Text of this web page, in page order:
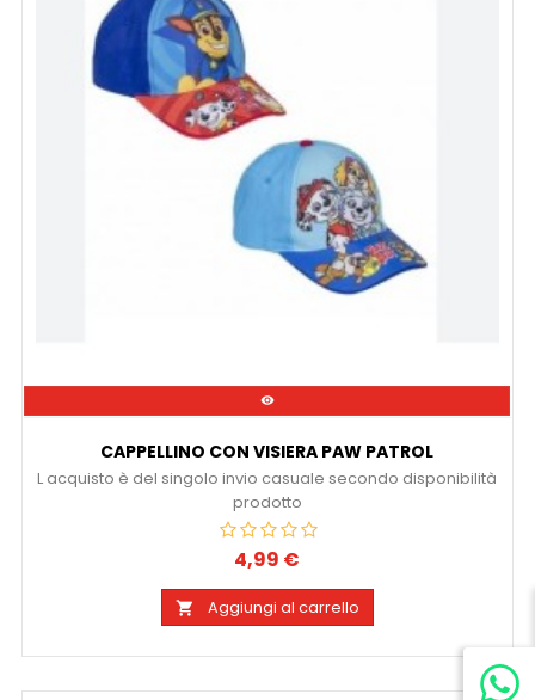

CAPPELLINO CON VISIERA PAW PATROL
L acquisto è del singolo invio casuale secondo disponibilità
prodotto
Prezzo
4,99 €
 Aggiungi al carrello